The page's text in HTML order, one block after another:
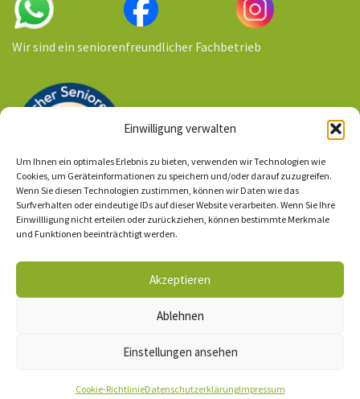
Einwilligung verwalten
Um Ihnen ein optimales Erlebnis zu bieten, verwenden wir Technologien wie
Cookies, um Geräteinformationen zu speichern und/oder darauf zuzugreifen.
Wenn Sie diesen Technologien zustimmen, können wir Daten wie das
Surfverhalten oder eindeutige IDs auf dieser Website verarbeiten. Wenn Sie Ihre
Einwillligung nicht erteilen oder zurückziehen, können bestimmte Merkmale
und Funktionen beeinträchtigt werden.
Akzeptieren
Ablehnen
Einstellungen ansehen
Cookie-RichtlinieDatenschutzerklärungImpressum
Wir sind ein seniorenfreundlicher Fachbetrieb
Ihr Kontakt zu uns
Impressum/ AGBs
Cookie-Richtlinie (EU)
© 2026 - Leipziger Senioren und Gebäudeservice UG